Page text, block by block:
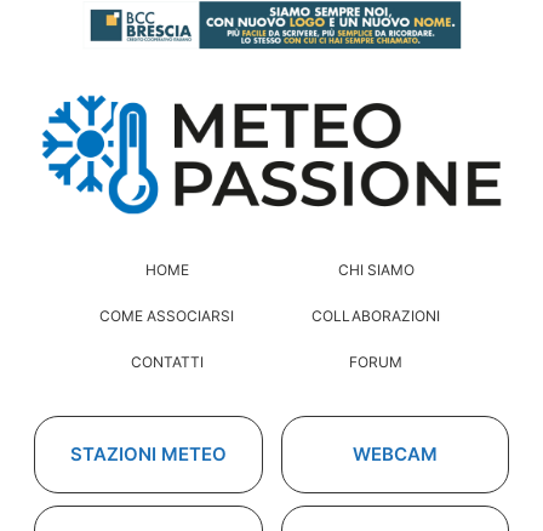
HOME CHI SIAMO
COME ASSOCIARSI COLLABORAZIONI
CONTATTI FORUM
STAZIONI METEO WEBCAM